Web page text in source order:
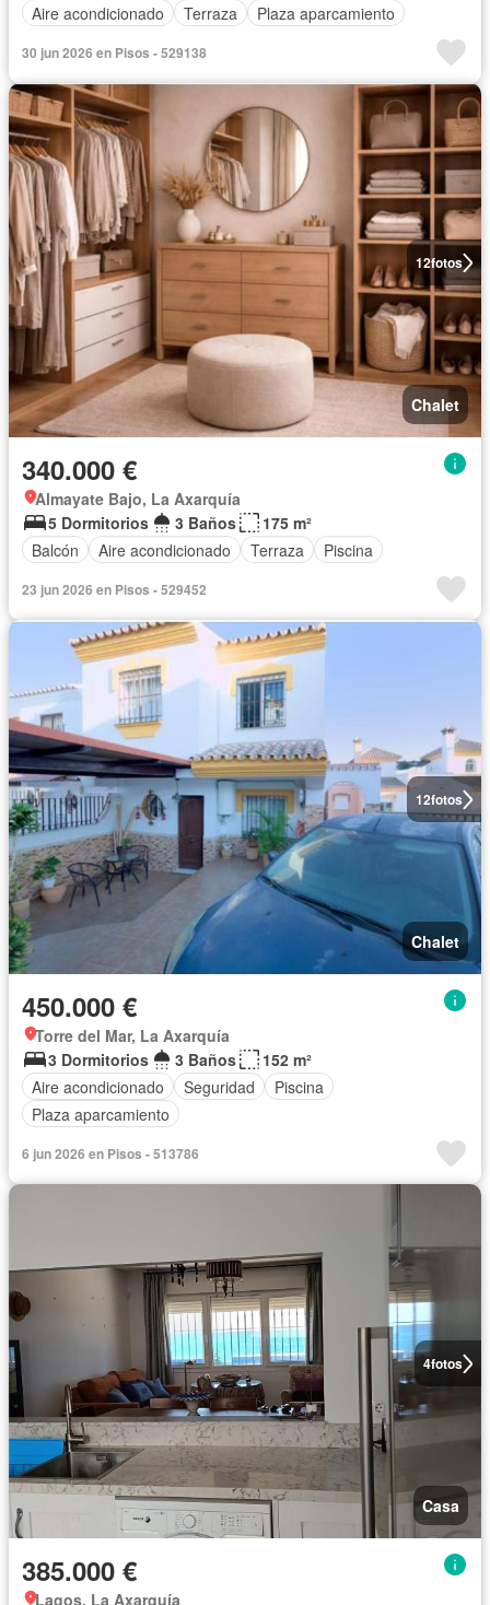
Aire acondicionado
Terraza Plaza aparcamiento
30 jun 2026 en Pisos - 529138
12fotos
Chalet
340.000 €
Almayate Bajo, La Axarquía
5 Dormitorios
3 Baños
175 m²
Balcón
Aire acondicionado Terraza Piscina
23 jun 2026 en Pisos - 529452
12fotos
Chalet
450.000 €
Torre del Mar, La Axarquía
3 Dormitorios
3 Baños
152 m²
Aire acondicionado
Seguridad
Piscina
Plaza aparcamiento
6 jun 2026 en Pisos - 513786
4fotos
Casa
385.000 €
Lagos, La Axarquía